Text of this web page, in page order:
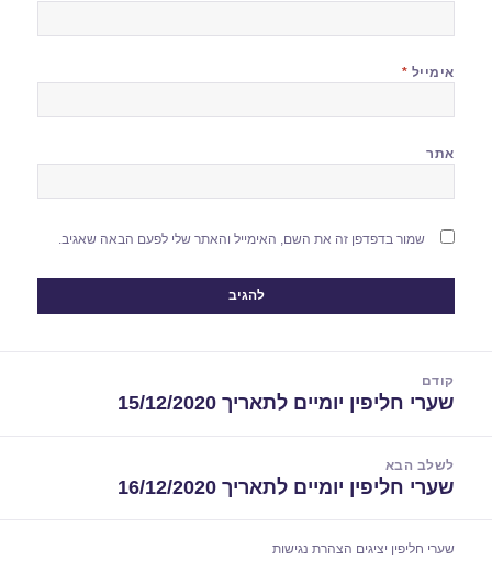
אימייל *
אתר
שמור בדפדפן זה את השם, האימייל והאתר שלי לפעם הבאה שאגיב.
קודם
הפוסט
שערי חליפין יומיים לתאריך 15/12/2020
לשלב הבא
הפוסט
שערי חליפין יומיים לתאריך 16/12/2020
שערי חליפין יציגים הצהרת נגישות